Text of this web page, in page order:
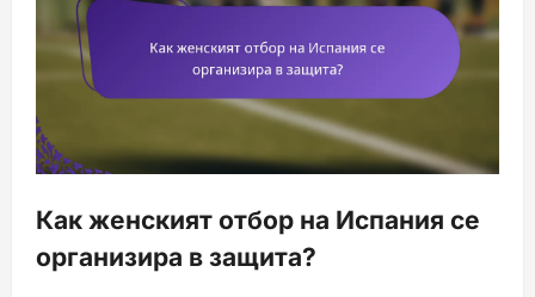
Как женският отбор на Испания се
организира в защита?